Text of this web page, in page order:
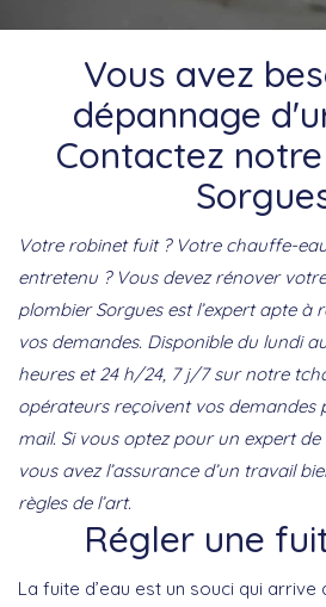
Vous avez
dépannage
Contactez
Votre robinet fuit ? Votre chauffe-
entretenu ? Vous devez rénover
plombier Sorgues est l’expert apte à
vos demandes. Disponible du lundi
heures et 24 h/24, 7 j/7 sur notre
opérateurs reçoivent vos demandes
mail. Si vous optez pour un expert de
vous avez l’assurance d’un travail
règles de l’art.
Régler une
La fuite d’eau est un souci qui arrive